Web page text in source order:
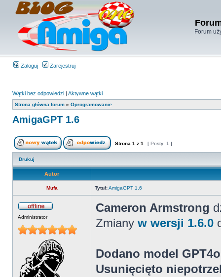
Forum
Zaloguj Zarejestruj
Wątki bez odpowiedzi | Aktywne wątki
Strona główna forum » Oprogramowanie
AmigaGPT 1.6
Strona 1 z 1 [ Posty: 1 ]
Drukuj
Autor
Mufa Tytuł:AmigaGPT 1.6
Administrator
Cameron Armstrong
Zmiany w wersji 1.6.0
Dodano model
Usunięcięto